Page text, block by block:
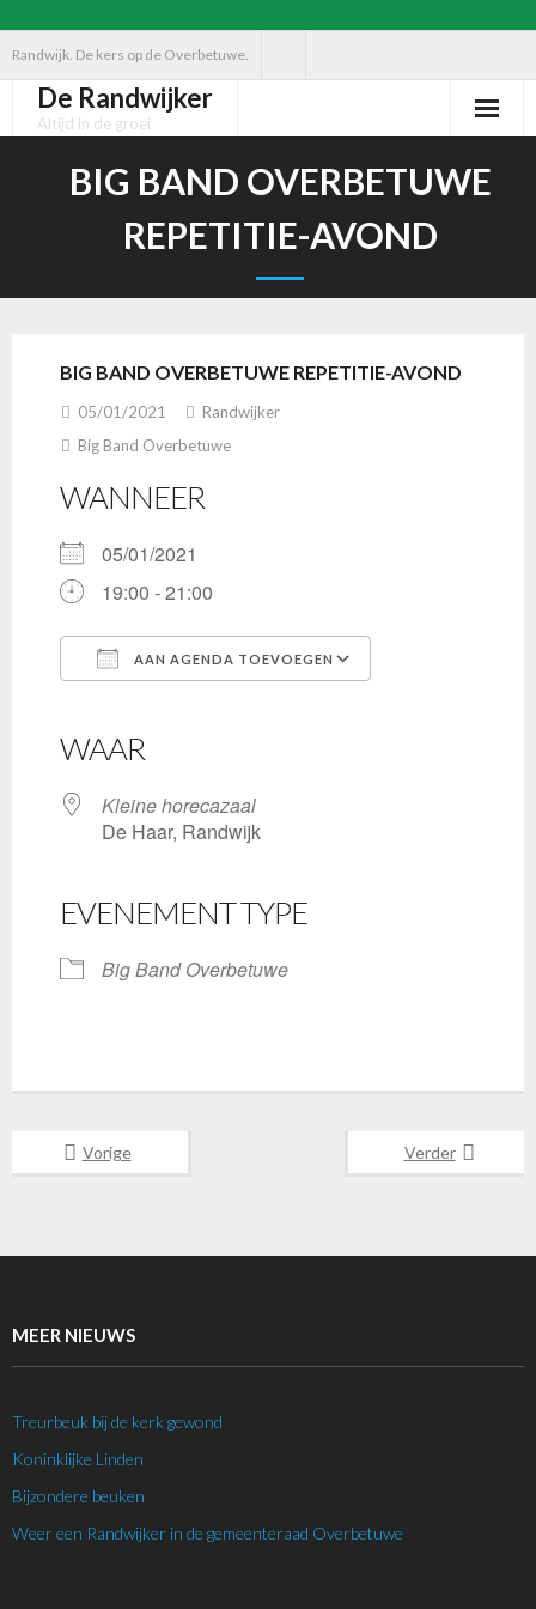
inhoud
Randwijk. De kers op de Overbetuwe.
De Randwijker
Altijd in de groei
BIG BAND OVERBETUWE
REPETITIE-AVOND
BIG BAND OVERBETUWE REPETITIE-AVOND
05/01/2021
Randwijker
Big Band Overbetuwe
WANNEER
05/01/2021
19:00 - 21:00
AAN AGENDA TOEVOEGEN
WAAR
Kleine horecazaal
De Haar, Randwijk
EVENEMENT TYPE
Big Band Overbetuwe
Vorige Verder
MEER NIEUWS
Treurbeuk bij de kerk gewond
Koninklijke Linden
Bijzondere beuken
Weer een Randwijker in de gemeenteraad Overbetuwe